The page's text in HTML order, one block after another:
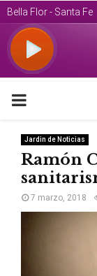
PRIMARY
MENU
Jardin de Noticias
Ramón
7 marzo, 2018